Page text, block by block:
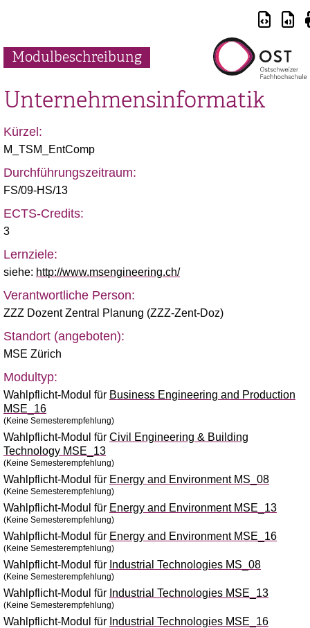
Modulbeschreibung
Unternehmensinformatik
Kürzel:
M_TSM_EntComp
Durchführungszeitraum:
FS/09-HS/13
ECTS-Credits:
3
Lernziele:
siehe: http://www.msengineering.ch/
Verantwortliche Person:
ZZZ Dozent Zentral Planung (ZZZ-Zent-Doz)
Standort (angeboten):
MSE Zürich
Modultyp:
Wahlpflicht-Modul für Business Engineering and Production
MSE_16
(Keine Semesterempfehlung)
Wahlpflicht-Modul für Civil Engineering & Building
Technology MSE_13
(Keine Semesterempfehlung)
Wahlpflicht-Modul für Energy and Environment MS_08
(Keine Semesterempfehlung)
Wahlpflicht-Modul für Energy and Environment MSE_13
(Keine Semesterempfehlung)
Wahlpflicht-Modul für Energy and Environment MSE_16
(Keine Semesterempfehlung)
Wahlpflicht-Modul für Industrial Technologies MS_08
(Keine Semesterempfehlung)
Wahlpflicht-Modul für Industrial Technologies MSE_13
(Keine Semesterempfehlung)
Wahlpflicht-Modul für Industrial Technologies MSE_16